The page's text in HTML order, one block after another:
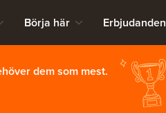
Börja här Erbjudanden
dem som mest.